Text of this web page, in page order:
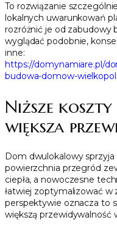
To rozwiązanie
lokalnych uwarunkowań
rozróżnić je od zabudowy
wyglądać podobnie,
inne:
https://domynamiare.pl/
budowa-domow-
Niższe
większa
Dom dwulokalowy
powierzchnia przegród
ciepła, a nowoczesne
łatwiej zoptymalizować w
perspektywie oznacza to
większą przewidywalność